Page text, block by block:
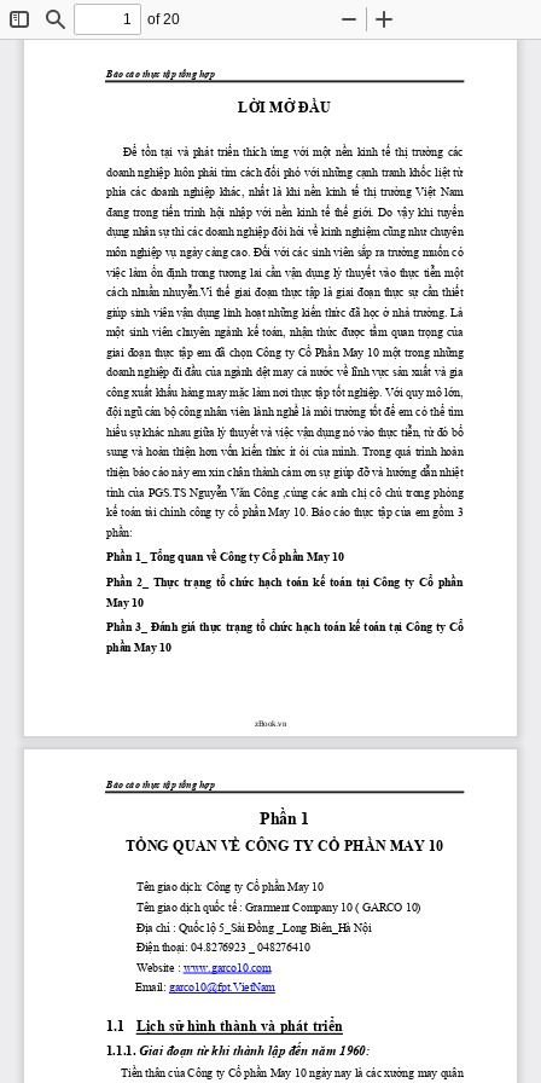
ToggleFind
of 20
Zoom
Báo cáo thực tập tổng hợp
LỜI MỞ ĐẦU
Để tồn tại
  và  phát
triển
  thích
ứng với một nền
  kinh
tế thị trường
  các
doanh nghiệp luôn phải tìm cách đối phó với những cạnh tranh khốc liệt từ
phía  các  doanh nghiệp
  khác,
nhất
  là  khi
nền
  kinh
tế thị trường Việt
  Nam
đang
  trong
tiến
  trình
hội nhập với nền
  kinh
tế thế giới.
  Do
vậy
  khi
tuyển
dụng nhân sự thì các doanh nghiệp đòi hỏi về kinh nghiệm cũng như chuyên
môn nghiệp vụ ngày càng cao. Đối với các sinh viên sắp ra trường muốn có
việc
  làm
ổn định
  trong
tương
  lai
cần vận dụng
  lý
thuyết
  vào
thực tiễn một
cách nhuần nhuyễn.Vì thế
  giai
đoạn thực tập
  là  giai
đoạn thực sự cần thiết
giúp sinh viên vận dụng linh hoạt những kiến thức đã học ở nhà trường. Là
một
  sinh  viên  chuyên  ngành
kế
  toán,
nhận thức được tầm
  quan
trọng của
giai đoạn thực tập
  em
đã chọn
  Công  ty
Cổ Phần
  May  10
một
  trong
những
doanh nghiệp đi đầu của ngành dệt may cả nước về lĩnh vực sản xuất và gia
công xuất khẩu hàng may mặc làm nơi thực tập tốt nghiệp. Với quy mô lớn,
đội ngũ cán bộ công nhân viên lành nghề là môi trường tốt để em có thể tìm
hiểu sự khác nhau giữa lý thuyết và việc vận dụng nó vào thực tiễn, từ đó bổ
sung và hoàn thiện hơn vốn kiến thức ít ỏi của mình. Trong quá trình hoàn
thiện báo cáo này em xin chân thành cảm ơn sự giúp đỡ và hướng dẫn nhiệt
tình của
  PGS.TS
Nguyễn Văn
  Công  ,cùng  các  anh
chị
  cô  chú  trong  phòng
kế toán tài chính công ty cổ phần May 10. Báo cáo thực tập của em gồm 3
phần:
Phần 1_ Tổng quan về Công ty Cổ phần May 10
Phần
  2_
Thực trạng tổ chức hạch
  toán
kế
  toán
tại
  Công  ty
Cổ phần
May 10
Phần 3_ Đánh giá thực trạng tổ chức hạch toán kế toán tại Công ty Cổ
phần May 10
zBook.vn
Báo cáo thực tập tổng hợp
Phần 1
TỔNG QUAN VỀ CÔNG TY CỔ PHẦN MAY 10
Tên giao dịch: Công ty Cổ phần May 10
Tên giao dịch quốc tế : Grarment Company 10 ( GARCO 10)
Địa chỉ : Quốc lộ 5_Sài Đồng _Long Biên_Hà Nội
Điện thoại: 04.8276923 _ 048276410
Website : www.garco10.com
          Email:
garco10@fpt.VietNam
1.1 Lịch sử hình thành và phát triển
1.1.1. Giai đoạn từ khi thành lập đến năm 1960:
Tiền thân của Công ty Cổ phần May 10 ngày nay là các xưởng may quân